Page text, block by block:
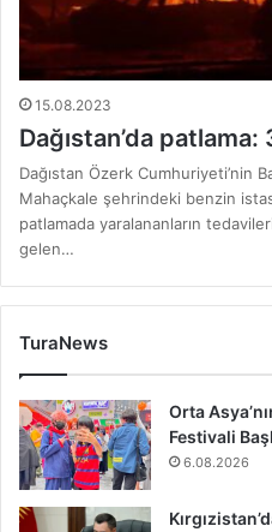
15.08.2023
Dağıstan’da patlama:
Dağıstan Özerk Cumhuriyeti’nin
Mahaçkale şehrindeki benzin
patlamada yaralananların
gelen…
TuraNews
Orta
Festivali
6.08.2026